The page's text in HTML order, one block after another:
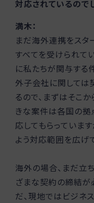
対応されているので
満木：
まだ海外連携をスタ
すべてを受けられて
に私たちが関与する
外子会社に関しては
るので、まずはそこ
きな案件は各国の
応してもらっていま
よう対応範囲を広げ
海外の場合、まだ立
ざまな契約の締結が
だ、現地ではビジネ